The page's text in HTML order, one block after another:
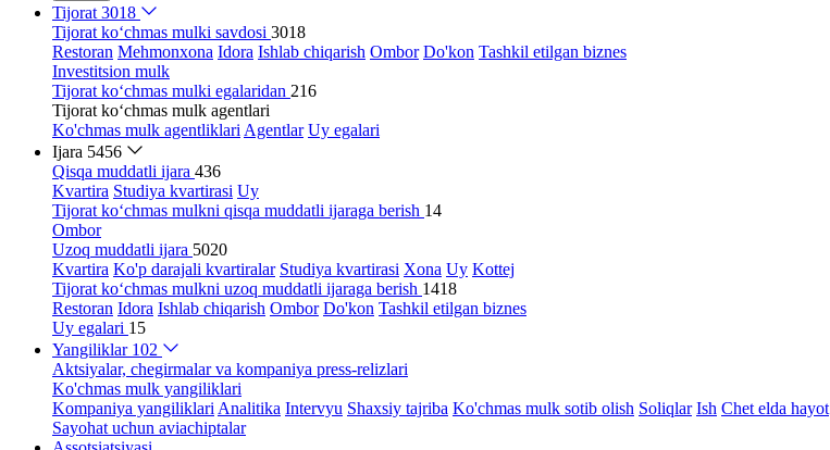
Tijorat 3018
Tijorat ko‘chmas mulki savdosi 3018
Restoran Mehmonxona Idora Ishlab chiqarish Ombor Do'kon Tashkil etilgan biznes
Investitsion mulk
Tijorat ko‘chmas mulki egalaridan 216
Tijorat ko‘chmas mulk agentlari
Ko'chmas mulk agentliklari Agentlar Uy egalari
Ijara 5456
Qisqa muddatli ijara 436
Kvartira Studiya kvartirasi Uy
Tijorat ko‘chmas mulkni qisqa muddatli ijaraga berish 14
Ombor
Uzoq muddatli ijara 5020
Kvartira Ko'p darajali kvartiralar Studiya kvartirasi Xona Uy Kottej
Tijorat ko‘chmas mulkni uzoq muddatli ijaraga berish 1418
Restoran Idora Ishlab chiqarish Ombor Do'kon Tashkil etilgan biznes
Uy egalari 15
Yangiliklar 102
Aktsiyalar, chegirmalar va kompaniya press-relizlari
Ko'chmas mulk yangiliklari
Kompaniya yangiliklari Analitika Intervyu Shaxsiy tajriba Ko'chmas mulk sotib olish Soliqlar Ish Chet elda hayot
Sayohat uchun aviachiptalar